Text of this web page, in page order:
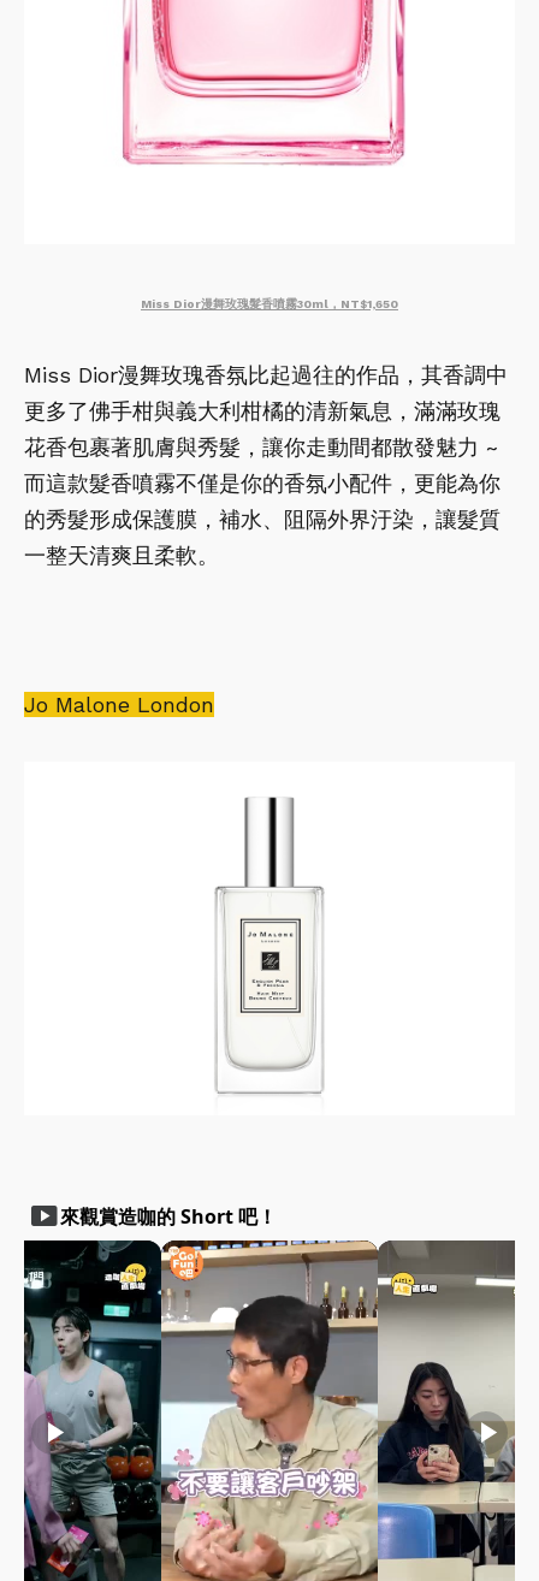
Miss Dior漫舞玫瑰髮香噴霧30ml，NT$1,650
Miss Dior漫舞玫瑰香氛比起過往的作品，其香調中
更多了佛手柑與義大利柑橘的清新氣息，滿滿玫瑰
花香包裹著肌膚與秀髮，讓你走動間都散發魅力 ~
而這款髮香噴霧不僅是你的香氛小配件，更能為你
的秀髮形成保護膜，補水、阻隔外界汙染，讓髮質
一整天清爽且柔軟。
Jo Malone London
smart_display來觀賞造咖的 Short 吧！
play_arrow play_arrow play_arrow